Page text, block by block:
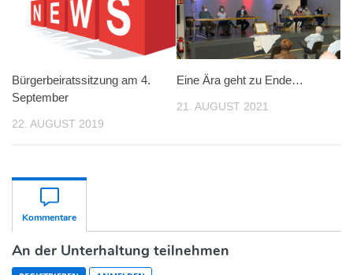
Bürgerbeiratssitzung am 4.
September
22. AUGUST 2019
Eine Ära geht zu Ende…
21. AUGUST 2021